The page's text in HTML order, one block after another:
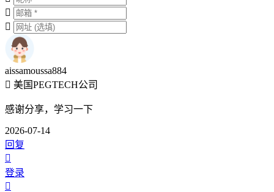
aissamoussa884
美国PEGTECH公司
感谢分享，学习一下
2026-07-14
回复
登录